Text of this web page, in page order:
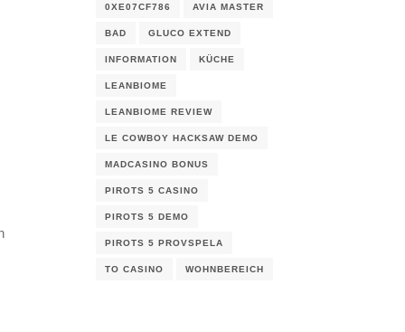
0XE07CF786 AVIA MASTER
BAD GLUCO EXTEND
INFORMATION KÜCHE
LEANBIOME
LEANBIOME REVIEW
LE COWBOY HACKSAW DEMO
MADCASINO BONUS
PIROTS 5 CASINO
PIROTS 5 DEMO
PIROTS 5 PROVSPELA
TO CASINO WOHNBEREICH